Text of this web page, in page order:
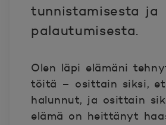
tunnistamisesta ja
palautumisesta.
Olen läpi elämäni
töitä – osittain siksi,
halunnut, ja osittain
elämä on heittänyt